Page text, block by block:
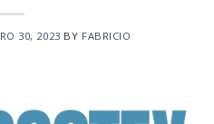
30, 2023 BY FABRICIO